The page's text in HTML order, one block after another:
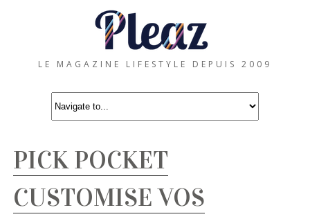
LE MAGAZINE LIFESTYLE DEPUIS 2009
PICK POCKET
CUSTOMISE VOS